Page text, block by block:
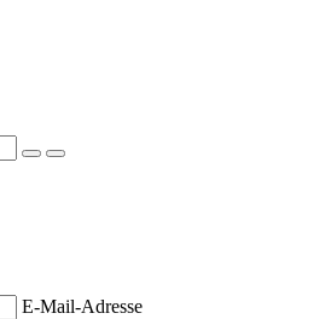
E-Mail-Adresse